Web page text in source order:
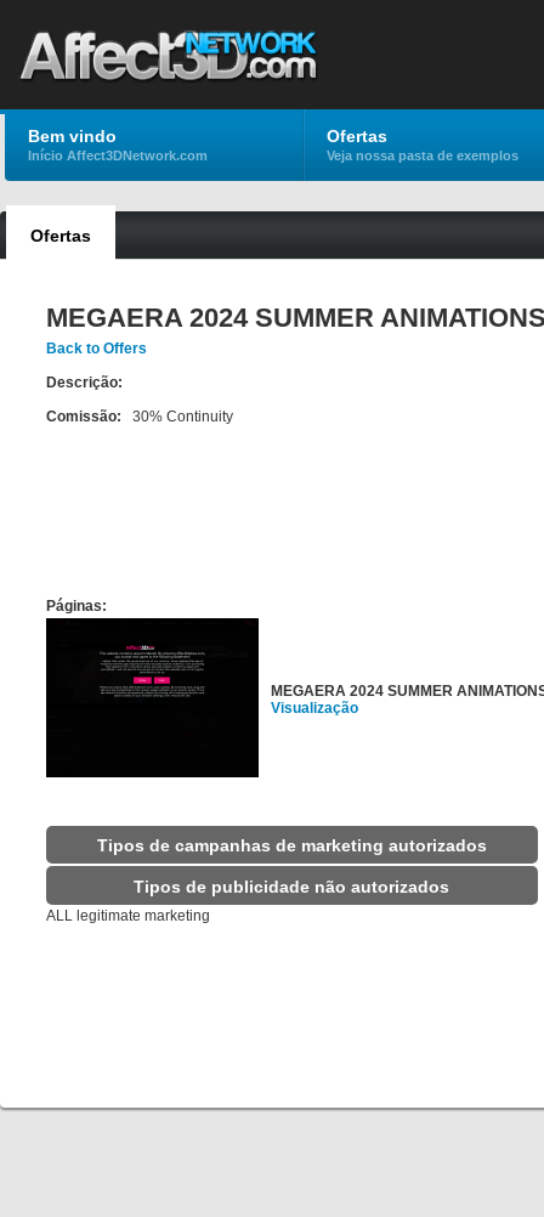
Bem vindo
Início Affect3DNetwork.com
Ofertas
Veja nossa pasta de exemplos
Ofertas
MEGAERA 2024 SUMMER
Back to Offers
Descrição:
Comissão: 30% Continuity
Páginas:
MEGAERA 2024 SUMMER
Visualização
Tipos de campanhas de marketing autorizados
Tipos de publicidade não autorizados
ALL legitimate marketing